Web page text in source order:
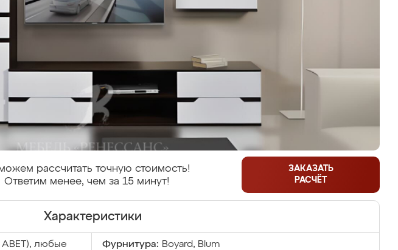
рассчитать точную стоимость!
Ответим менее, чем за 15 минут!
ЗАКАЗАТЬ
РАСЧЁТ
Характеристики
любые
Фурнитура: Boyard, Blum